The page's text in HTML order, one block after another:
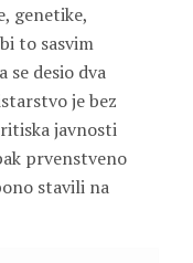
genetike,
to sasvim
se desio dva
je bez
javnosti
prvenstveno
stavili na